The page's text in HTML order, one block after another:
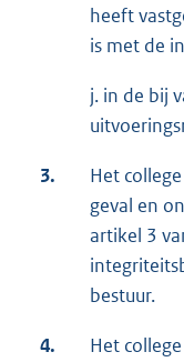
heeft
is met de
j. in de bij
3.
Het
geval en
artikel 3
bestuur.
4.
Het